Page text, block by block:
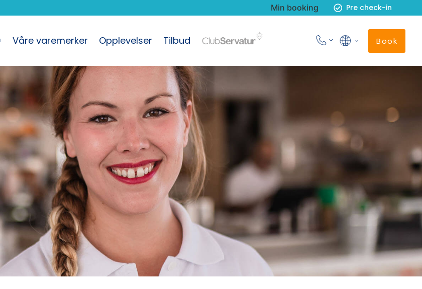
Min booking Pre check-in
Våre varemerker Opplevelser Tilbud Book